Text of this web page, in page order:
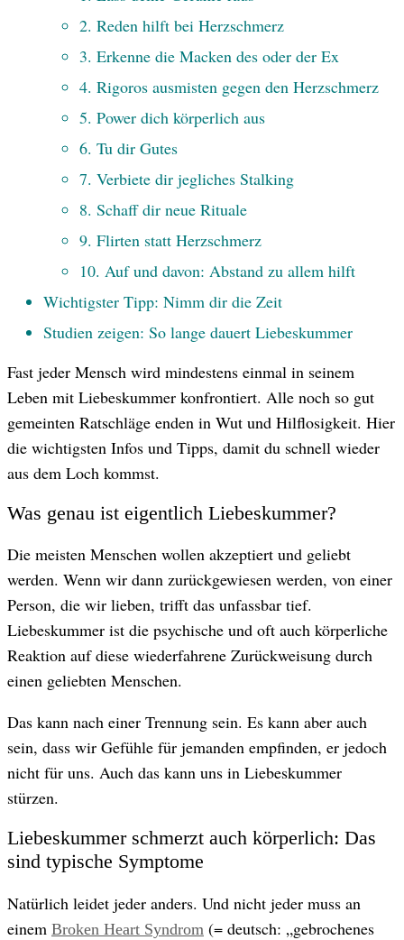
© Getty Images / Westend71
2. Reden hilft bei Herzschmerz
3. ​Erkenne die Macken des oder der Ex
4. ​Rigoros ausmisten gegen den Herzschmerz
5. Power dich körperlich aus
6. Tu dir Gutes
7. Verbiete dir jegliches Stalking
8. Schaff dir neue Rituale
9. Flirten statt Herzschmerz
10. ​Auf und davon: Abstand zu allem hilft
Wichtigster Tipp: Nimm dir die Zeit
Studien zeigen: So lange dauert Liebeskummer
Fast jeder Mensch wird mindestens einmal in seinem
Leben mit Liebeskummer konfrontiert. Alle noch so gut
gemeinten Ratschläge enden in Wut und Hilflosigkeit. Hier
die wichtigsten Infos und Tipps, damit du schnell wieder
aus dem Loch kommst.
Was genau ist eigentlich Liebeskummer?
Die meisten Menschen wollen akzeptiert und geliebt
werden. Wenn wir dann zurückgewiesen werden, von einer
Person, die wir lieben, trifft das unfassbar tief.
Liebeskummer ist die psychische und oft auch körperliche
Reaktion auf diese wiederfahrene Zurückweisung durch
einen geliebten Menschen.
Das kann nach einer Trennung sein. Es kann aber auch
sein, dass wir Gefühle für jemanden empfinden, er jedoch
nicht für uns. Auch das kann uns in Liebeskummer
stürzen.
Liebeskummer schmerzt auch körperlich: Das
sind typische Symptome
Natürlich leidet jeder anders. Und nicht jeder muss an
einem Broken Heart Syndrom (= deutsch: „gebrochenes